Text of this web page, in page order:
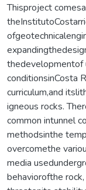
Thisproject
thedevelopmentof
conditionsinCosta
curriculum,and
igneous rocks.
common intunnel
methodsinthe
overcomethe
media
behaviorofthe